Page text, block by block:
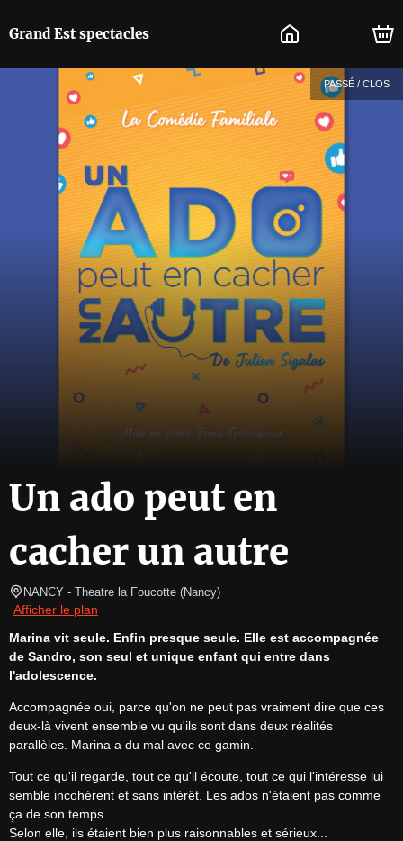
Grand Est spectacles
PASSÉ / CLOS
Un ado peut en
cacher un autre
NANCY - Theatre la Foucotte (Nancy)
Afficher le plan
Marina vit seule. Enfin presque seule. Elle est accompagnée
de Sandro, son seul et unique enfant qui entre dans
l'adolescence.
Accompagnée oui, parce qu'on ne peut pas vraiment dire que ces
deux-là vivent ensemble vu qu'ils sont dans deux réalités
parallèles. Marina a du mal avec ce gamin.
Tout ce qu'il regarde, tout ce qu'il écoute, tout ce qui l'intéresse lui
semble incohérent et sans intérêt. Les ados n'étaient pas comme
ça de son temps.
Selon elle, ils étaient bien plus raisonnables et sérieux...